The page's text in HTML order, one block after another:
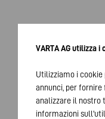
VARTA AG utilizza
Utilizziamo i
annunci, per
analizzare il nostro
informazioni